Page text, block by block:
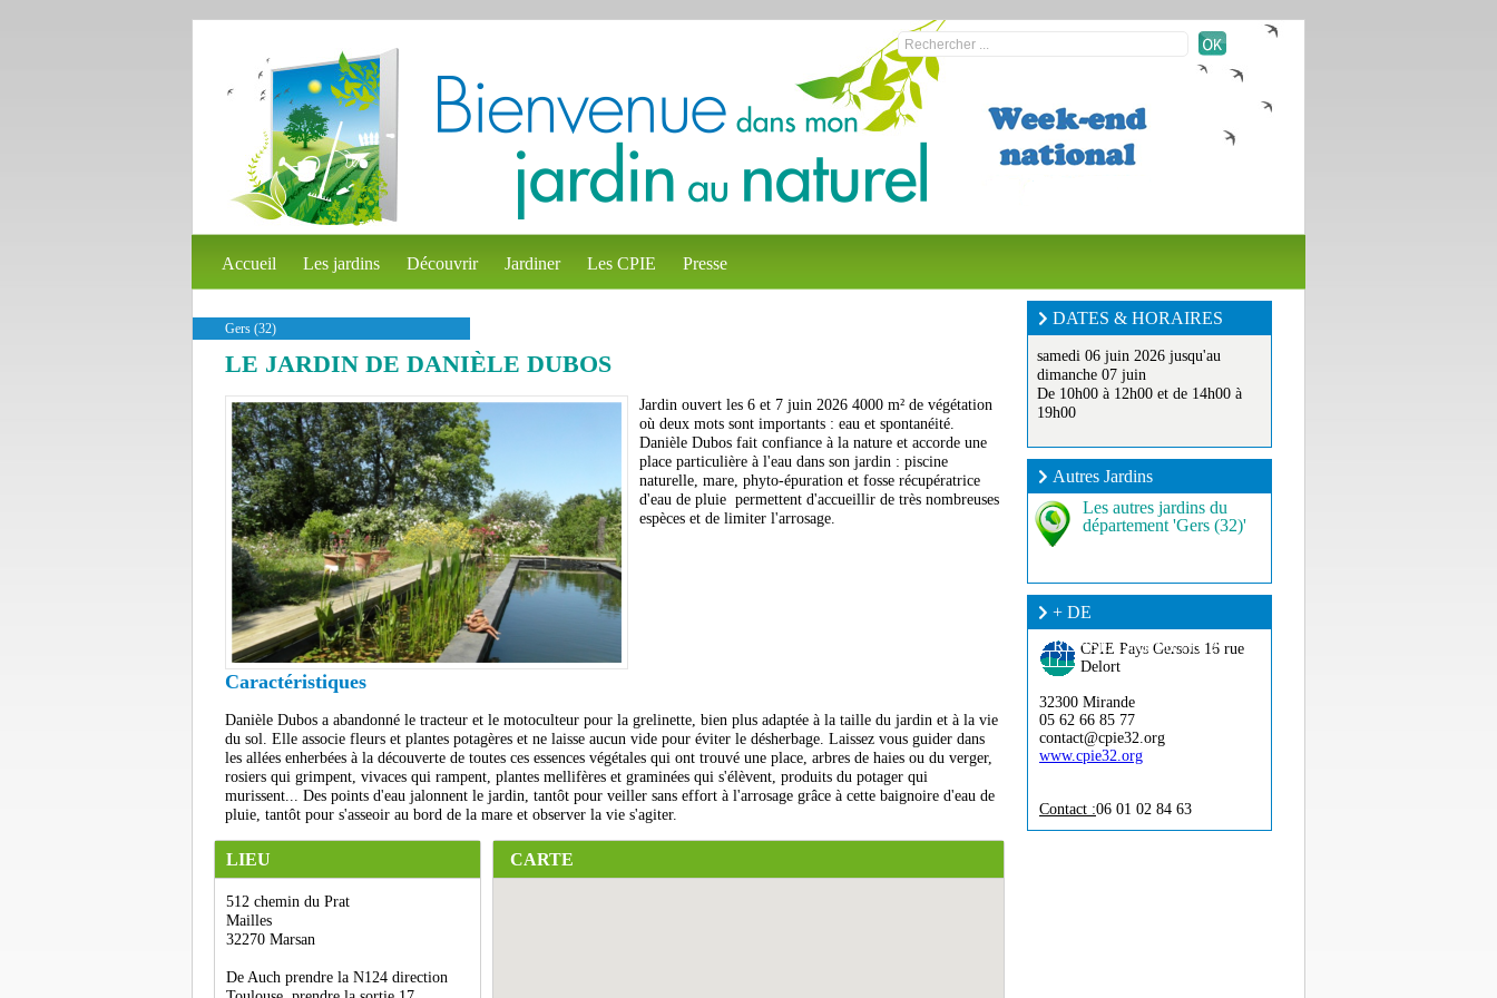
Accueil Les jardins Découvrir Jardiner Les CPIE Presse
Gers (32)
LE JARDIN DE DANIÈLE DUBOS
Jardin ouvert les 6 et 7 juin 2026 4000 m² de végétation
où deux mots sont importants : eau et spontanéité.
Danièle Dubos fait confiance à la nature et accorde une
place particulière à l'eau dans son jardin : piscine
naturelle, mare, phyto-épuration et fosse récupératrice
d'eau de pluie permettent d'accueillir de très nombreuses
espèces et de limiter l'arrosage.
Caractéristiques
Danièle Dubos a abandonné le tracteur et le motoculteur pour la grelinette, bien plus adaptée à la taille du jardin et à la vie
du sol. Elle associe fleurs et plantes potagères et ne laisse aucun vide pour éviter le désherbage. Laissez vous guider dans
les allées enherbées à la découverte de toutes ces essences végétales qui ont trouvé une place, arbres de haies ou du verger,
rosiers qui grimpent, vivaces qui rampent, plantes mellifères et graminées qui s'élèvent, produits du potager qui
murissent... Des points d'eau jalonnent le jardin, tantôt pour veiller sans effort à l'arrosage grâce à cette baignoire d'eau de
pluie, tantôt pour s'asseoir au bord de la mare et observer la vie s'agiter.
LIEU
512 chemin du Prat
Mailles
32270 Marsan
De Auch prendre la N124 direction
CARTE
DATES & HORAIRES
samedi 06 juin 2026 jusqu'au
dimanche 07 juin
De 10h00 à 12h00 et de 14h00 à
19h00
Autres Jardins
Les autres jardins du
département 'Gers (32)'
+ DE
RENSEIGNEMENT ?
CPIE Pays Gersois 16 rue
Delort
32300 Mirande
05 62 66 85 77
contact@cpie32.org
www.cpie32.org
Contact :06 01 02 84 63